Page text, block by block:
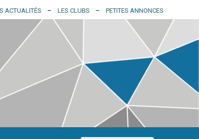
ACTUALITÉS – LES CLUBS – PETITES ANNONCES